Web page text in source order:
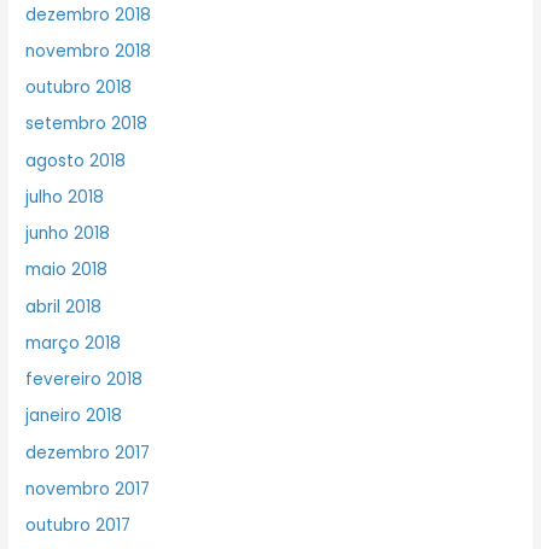
dezembro 2018
novembro 2018
outubro 2018
setembro 2018
agosto 2018
julho 2018
junho 2018
maio 2018
abril 2018
março 2018
fevereiro 2018
janeiro 2018
dezembro 2017
novembro 2017
outubro 2017